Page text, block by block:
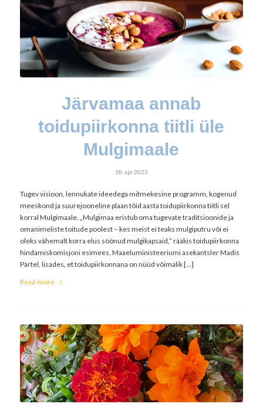
Järvamaa annab
toidupiirkonna tiitli üle
Mulgimaale
18. apr 2023
Tugev visioon, lennukate ideedega mitmekesine programm, kogenud
meeskond ja suurejooneline plaan tõid aasta toidupiirkonna tiitli sel
korral Mulgimaale. „Mulgimaa eristub oma tugevate traditsioonide ja
omanimeliste toitude poolest – kes meist ei teaks mulgiputru või ei
oleks vähemalt korra elus söönud mulgikapsaid,“ rääkis toidupiirkonna
hindamiskomisjoni esimees, Maaeluministeeriumi asekantsler Madis
Pärtel, lisades, et toidupiirkonnana on nüüd võimalik […]
Read more